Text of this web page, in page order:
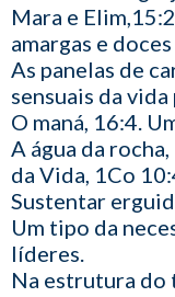
Mara e
amargas e
As panelas de
sensuais da vida
O maná, 16:4.
A água da
da Vida, 1Co
Sustentar
Um tipo da
líderes.
Na estrutura do